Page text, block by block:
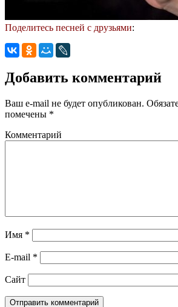
Поделитесь песней с друзьями:
Добавить комментарий
Ваш e-mail не будет опубликован.
помечены *
Комментарий
Имя *
E-mail *
Сайт